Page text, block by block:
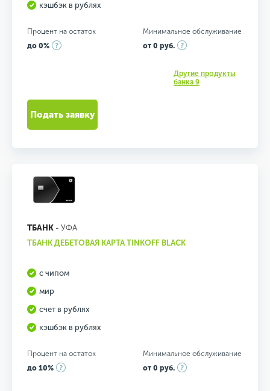
кэшбэк в рублях
Процент на остаток
до 0%
Минимальное обслуживание
от 0 руб.
Другие продукты
банка 9
Подать заявку
ТБАНК - УФА
ТБАНК ДЕБЕТОВАЯ КАРТА TINKOFF BLACK
с чипом
мир
счет в рублях
кэшбэк в рублях
Процент на остаток
до 10%
Минимальное обслуживание
от 0 руб.